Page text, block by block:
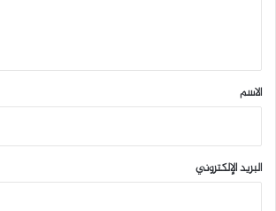
*
الاسم
البريد الإلكتروني